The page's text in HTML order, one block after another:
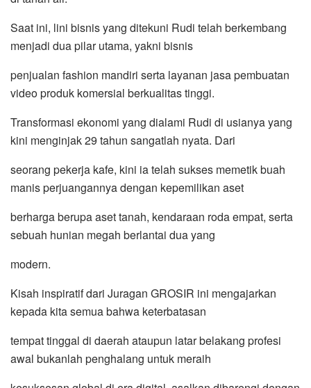
Saat ini, lini bisnis yang ditekuni Rudi telah berkembang
menjadi dua pilar utama, yakni bisnis
penjualan fashion mandiri serta layanan jasa pembuatan
video produk komersial berkualitas tinggi.
Transformasi ekonomi yang dialami Rudi di usianya yang
kini menginjak 29 tahun sangatlah nyata. Dari
seorang pekerja kafe, kini ia telah sukses memetik buah
manis perjuangannya dengan kepemilikan aset
berharga berupa aset tanah, kendaraan roda empat, serta
sebuah hunian megah berlantai dua yang
modern.
Kisah inspiratif dari Juragan GROSIR ini mengajarkan
kepada kita semua bahwa keterbatasan
tempat tinggal di daerah ataupun latar belakang profesi
awal bukanlah penghalang untuk meraih